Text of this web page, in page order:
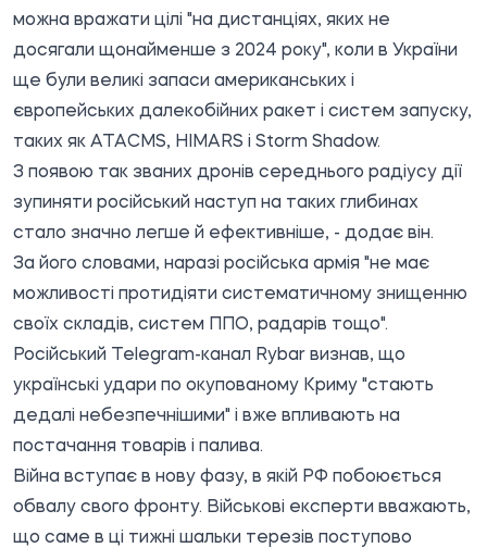
можна вражати цілі "на дистанціях, яких не
досягали щонайменше з 2024 року", коли в України
ще були великі запаси американських і
європейських далекобійних ракет і систем запуску,
таких як ATACMS, HIMARS і Storm Shadow.
З появою так званих дронів середнього радіусу дії
зупиняти російський наступ на таких глибинах
стало значно легше й ефективніше, - додає він.
За його словами, наразі російська армія "не має
можливості протидіяти систематичному знищенню
своїх складів, систем ППО, радарів тощо".
Російський Telegram-канал Rybar визнав, що
українські удари по окупованому Криму "стають
дедалі небезпечнішими" і вже впливають на
постачання товарів і палива.
Війна вступає в нову фазу, в якій РФ побоюється
обвалу свого фронту. Військові експерти вважають,
що саме в ці тижні шальки терезів поступово